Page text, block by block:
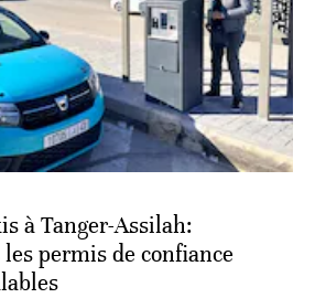
à Tanger-Assilah:
permis de confiance